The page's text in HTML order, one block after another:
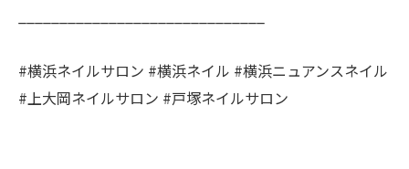
#横浜ネイルサロン #横浜ネイル #横浜ニュアンスネイル
#上大岡ネイルサロン #戸塚ネイルサロン